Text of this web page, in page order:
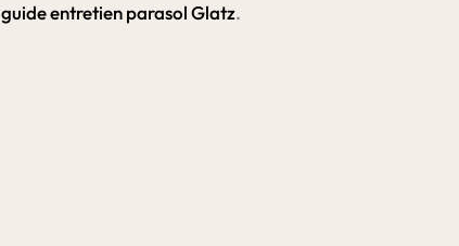
guide entretien parasol Glatz.